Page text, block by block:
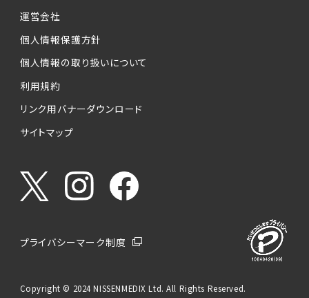
運営会社
個人情報保護方針
個人情報の取り扱いについて
利用規約
リンク用バナーダウンロード
サイトマップ
プライバシーマーク制度
Copyright © 2024 NISSENMEDIX Ltd. All Rights Reserved.